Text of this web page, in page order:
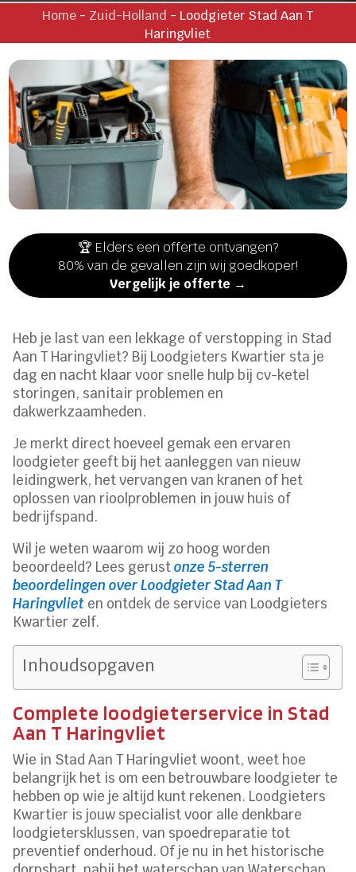
Home - Zuid-Holland - Loodgieter Stad Aan T
Haringvliet
🏆 Elders een offerte ontvangen?
80% van de gevallen zijn wij goedkoper!
Vergelijk je offerte →
Heb je last van een lekkage of verstopping in Stad
Aan T Haringvliet? Bij Loodgieters Kwartier sta je
dag en nacht klaar voor snelle hulp bij cv-ketel
storingen, sanitair problemen en
dakwerkzaamheden.
Je merkt direct hoeveel gemak een ervaren
loodgieter geeft bij het aanleggen van nieuw
leidingwerk, het vervangen van kranen of het
oplossen van rioolproblemen in jouw huis of
bedrijfspand.
Wil je weten waarom wij zo hoog worden
beoordeeld? Lees gerustonze 5-sterren
beoordelingen over Loodgieter Stad Aan T
Haringvliet en ontdek de service van Loodgieters
Kwartier zelf.
Inhoudsopgaven
Complete loodgieterservice in Stad
Aan T Haringvliet
Wie in Stad Aan T Haringvliet woont, weet hoe
belangrijk het is om een betrouwbare loodgieter te
hebben op wie je altijd kunt rekenen. Loodgieters
Kwartier is jouw specialist voor alle denkbare
loodgietersklussen, van spoedreparatie tot
preventief onderhoud. Of je nu in het historische